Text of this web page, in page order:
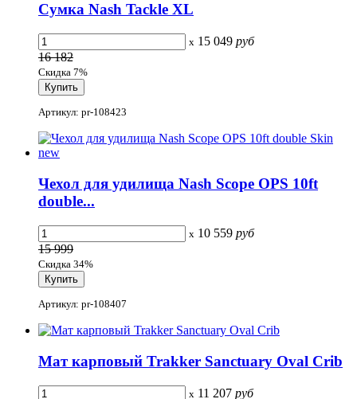
Сумка Nash Tackle XL
x 15 049 руб
16 182
Скидка 7%
Артикул: pr-108423
Чехол для удилища Nash Scope OPS 10ft
double...
x 10 559 руб
15 999
Скидка 34%
Артикул: pr-108407
Мат карповый Trakker Sanctuary Oval Crib
x 11 207 руб